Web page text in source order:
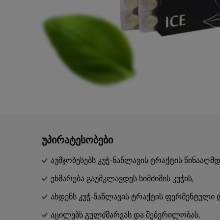
უპირატესობები
აუმჯობესებს კუჭ-ნაწლავის ტრაქტის
ეხმარება გაუმკლავდეს სიმძიმის კუჭის,
ახდენს კუჭ-ნაწლავის ტრაქტის
აცილებს გულძმარვას და შებერილობას,